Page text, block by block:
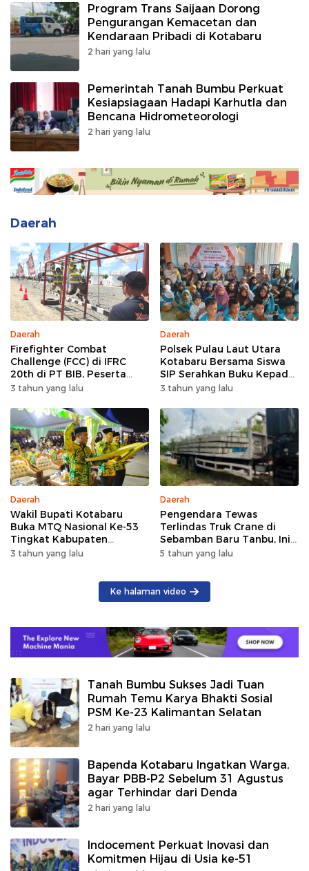
Program Trans Saijaan Dorong
Pengurangan Kemacetan dan
Kendaraan Pribadi di Kotabaru
2 hari yang lalu
Pemerintah Tanah Bumbu Perkuat
Kesiapsiagaan Hadapi Karhutla dan
Bencana Hidrometeorologi
2 hari yang lalu
Daerah
Daerah
Firefighter Combat
Challenge (FCC) di IFRC
20th di PT BIB, Peserta
Mengaku Tantangannya
3 tahun yang lalu
Daerah
Polsek Pulau Laut Utara
Kotabaru Bersama Siswa
SIP Serahkan Buku Kepada
Rumah Belajar Desa Rampa
3 tahun yang lalu
Daerah
Wakil Bupati Kotabaru
Buka MTQ Nasional Ke-53
Tingkat Kabupaten
Kotabaru 2023
3 tahun yang lalu
Daerah
Pengendara Tewas
Terlindas Truk Crane di
Sebamban Baru Tanbu, Ini
Penjelasan Polisi
5 tahun yang lalu
Ke halaman video
Tanah Bumbu Sukses Jadi Tuan
Rumah Temu Karya Bhakti Sosial
PSM Ke-23 Kalimantan Selatan
2 hari yang lalu
Bapenda Kotabaru Ingatkan Warga,
Bayar PBB-P2 Sebelum 31 Agustus
agar Terhindar dari Denda
2 hari yang lalu
Indocement Perkuat Inovasi dan
Komitmen Hijau di Usia ke-51